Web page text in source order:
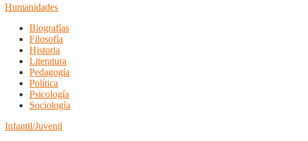
Humanidades
Biografías
Filosofía
Historia
Literatura
Pedagogía
Política
Psicología
Sociología
Infantil/Juvenil